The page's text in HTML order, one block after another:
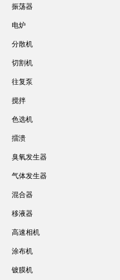
振荡器
电炉
分散机
切割机
往复泵
搅拌
色选机
擂溃
臭氧发生器
气体发生器
混合器
移液器
高速相机
涂布机
镀膜机